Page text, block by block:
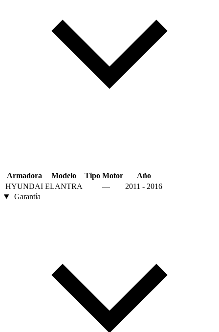
Armadora Modelo Tipo Motor
Año
HYUNDAI ELANTRA —
2011 - 2016
Garantía